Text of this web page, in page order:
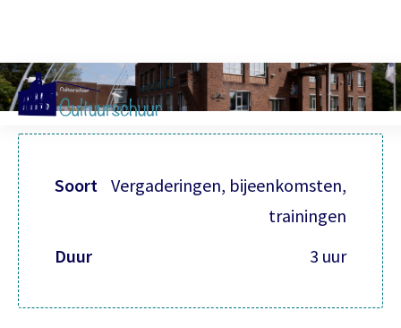
Soort Vergaderingen, bijeenkomsten,
trainingen
Duur
3 uur